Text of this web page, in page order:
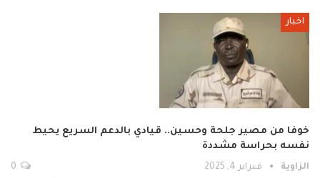
اخبار
خوفا من مصير جلحة وحسين.. قيادي بالدعم السريع يحيط
نفسه بحراسة مشددة
الزاوية فبراير 4, 2025